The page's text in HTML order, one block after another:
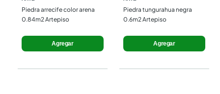
Piedra arrecife color arena
0.84m2 Artepiso
Agregar
Piedra tungurahua negra
0.6m2 Artepiso
Agregar